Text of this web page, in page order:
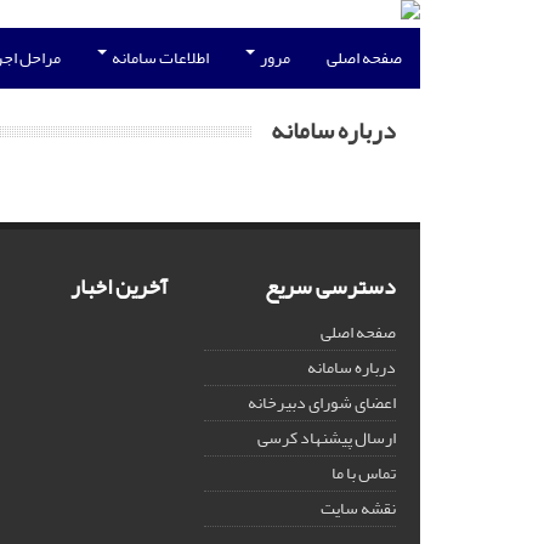
صفحه اصلی مرور اطلاعات سامانه مراحل
درباره سامانه
دسترسی سریع
صفحه اصلی
درباره سامانه
اعضای شورای دبیرخانه
ارسال پیشنهاد کرسی
تماس با ما
نقشه سایت
آخرین اخبار